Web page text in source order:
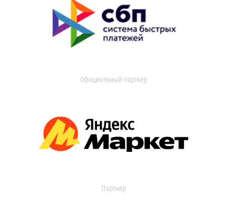
Официальный партнер
Партнер